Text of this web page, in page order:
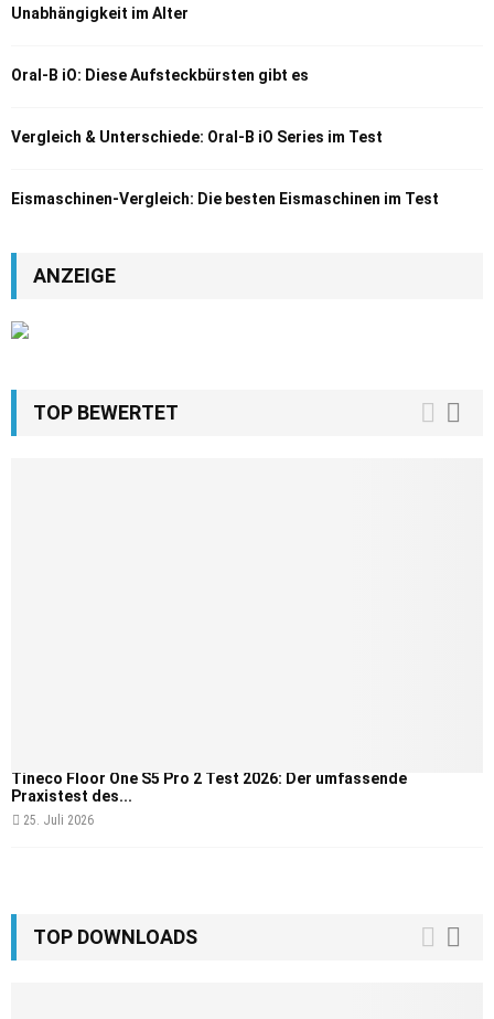
Unabhängigkeit im Alter
Oral-B iO: Diese Aufsteckbürsten gibt es
Vergleich & Unterschiede: Oral-B iO Series im Test
Eismaschinen-Vergleich: Die besten Eismaschinen im Test
ANZEIGE
TOP BEWERTET
Tineco Floor One S5 Pro 2 Test 2026: Der umfassende
Praxistest des...
25. Juli 2026
TOP DOWNLOADS